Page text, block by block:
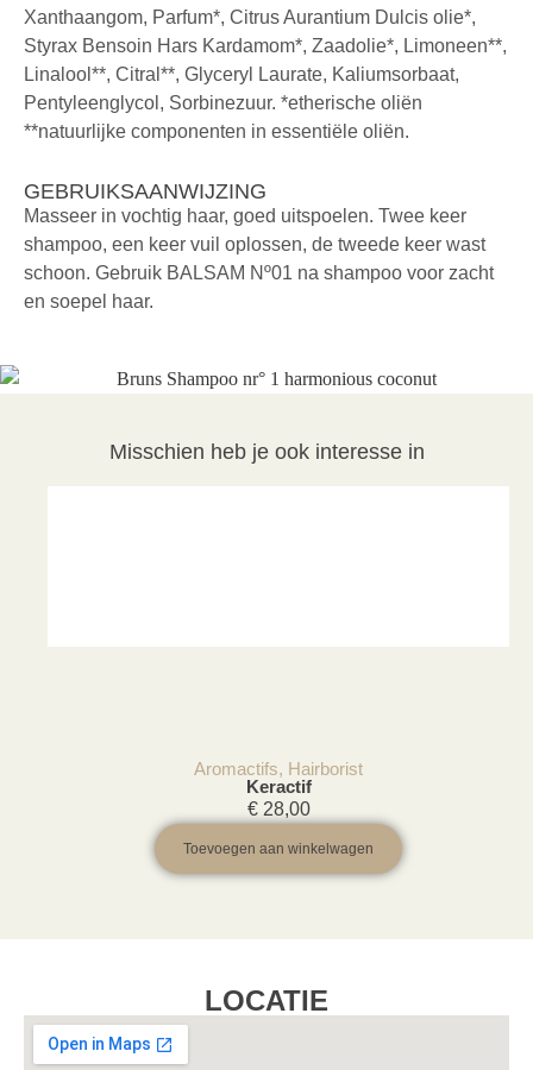
Xanthaangom, Parfum*, Citrus Aurantium Dulcis olie*,
Styrax Bensoin Hars Kardamom*, Zaadolie*, Limoneen**,
Linalool**, Citral**, Glyceryl Laurate, Kaliumsorbaat,
Pentyleenglycol, Sorbinezuur. *etherische oliën
**natuurlijke componenten in essentiële oliën.
GEBRUIKSAANWIJZING
Masseer in vochtig haar, goed uitspoelen. Twee keer
shampoo, een keer vuil oplossen, de tweede keer wast
schoon. Gebruik BALSAM Nº01 na shampoo voor zacht
en soepel haar.
Misschien heb je ook interesse in
Aromactifs, Hairborist
Keractif
€28,00
Toevoegen aan winkelwagen
LOCATIE